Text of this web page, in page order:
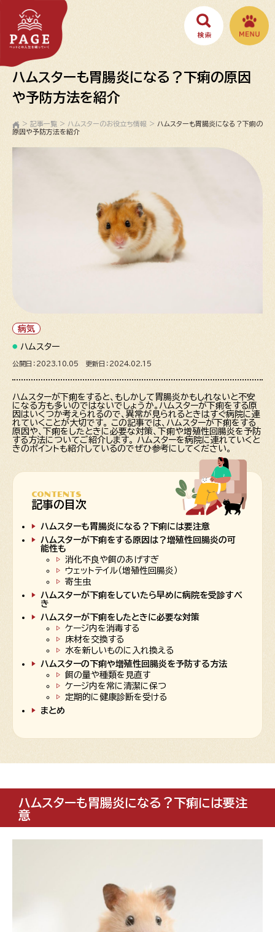
ハムスターも胃腸炎になる？下痢の原因
や予防方法を紹介
> 記事一覧 > ハムスターのお役立ち情報 > ハムスターも胃腸炎になる？下痢の
原因や予防方法を紹介
病気
ハムスター
公開日：2023.10.05 更新日：2024.02.15
ハムスターが下痢をすると、もしかして胃腸炎かもしれないと不安
になる方も多いのではないでしょうか。ハムスターが下痢をする原
因はいくつか考えられるので、異常が見られるときはすぐ病院に連
れていくことが大切です。 この記事では、ハムスターが下痢をする
原因や、下痢をしたときに必要な対策、下痢や増殖性回腸炎を予防
する方法についてご紹介します。 ハムスターを病院に連れていくと
きのポイントも紹介しているのでぜひ参考にしてください。
CONTENTS
記事の目次
ハムスターも胃腸炎になる？下痢には要注意
ハムスターが下痢をする原因は？増殖性回腸炎の可
能性も
消化不良や餌のあげすぎ
ウェットテイル（増殖性回腸炎）
寄生虫
ハムスターが下痢をしていたら早めに病院を受診すべ
き
ハムスターが下痢をしたときに必要な対策
ケージ内を消毒する
床材を交換する
水を新しいものに入れ換える
ハムスターの下痢や増殖性回腸炎を予防する方法
餌の量や種類を見直す
ケージ内を常に清潔に保つ
定期的に健康診断を受ける
まとめ
ハムスターも胃腸炎になる？下痢には要注
意